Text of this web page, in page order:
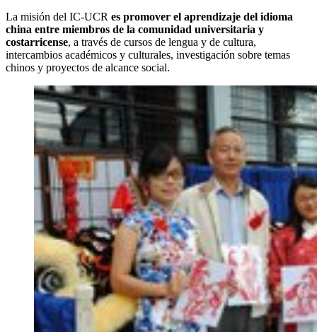
La misión del IC-UCR es promover el aprendizaje del idioma
china entre miembros de la comunidad universitaria y
costarricense, a través de cursos de lengua y de cultura,
intercambios académicos y culturales, investigación sobre temas
chinos y proyectos de alcance social.